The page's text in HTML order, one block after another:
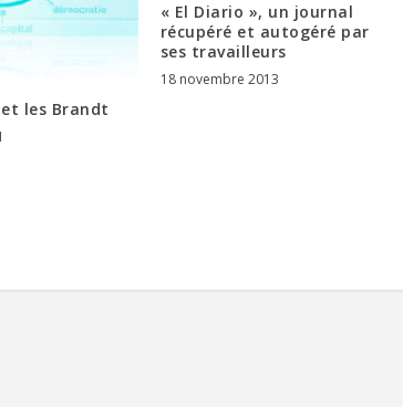
et les Brandt
« El Diario », un journal
récupéré et autogéré par
ses travailleurs
18 novembre 2013